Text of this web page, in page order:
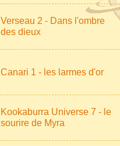
Verseau 2 - Dans l'ombre
des dieux
Canari 1 - les larmes d'or
Kookaburra Universe 7 - le
sourire de Myra